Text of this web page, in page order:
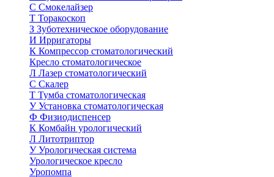
С Смокелайзер
Т Торакоскоп
З Зуботехническое оборудование
И Ирригаторы
К Компрессор стоматологический
Кресло стоматологическое
Л Лазер стоматологический
С Скалер
Т Тумба стоматологическая
УУстановка стоматологическая
Ф Физиодиспенсер
К Комбайн урологический
Л Литотриптор
УУрологическая система
Урологическое кресло
Уропомпа